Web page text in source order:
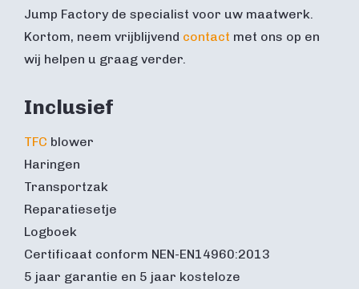
Jump Factory de specialist voor uw maatwerk.
Kortom, neem vrijblijvend contact met ons op en
wij helpen u graag verder.
Inclusief
TFC blower
Haringen
Transportzak
Reparatiesetje
Logboek
Certificaat conform NEN-EN14960:2013
5 jaar garantie en 5 jaar kosteloze